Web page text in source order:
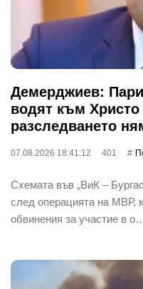
Демерджиев:
водят към
разследването
07.08.2026 18:41:12 401
Схемата във „ВиК –
след операцията на МВР,
обвинения за участие в